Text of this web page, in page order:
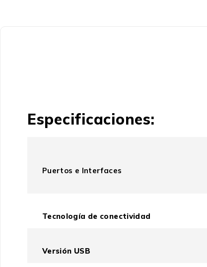
Especificaciones:
Puertos e Interfaces
Tecnología de conectividad
Versión USB